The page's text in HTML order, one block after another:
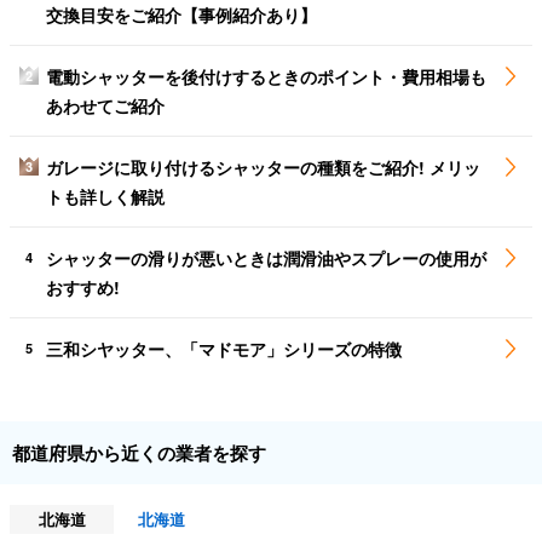
交換目安をご紹介【事例紹介あり】
2
電動シャッターを後付けするときのポイント・費用相場も
あわせてご紹介
3
ガレージに取り付けるシャッターの種類をご紹介! メリッ
トも詳しく解説
4
シャッターの滑りが悪いときは潤滑油やスプレーの使用が
おすすめ!
5 三和シヤッター、「マドモア」シリーズの特徴
都道府県から近くの業者を探す
北海道
北海道